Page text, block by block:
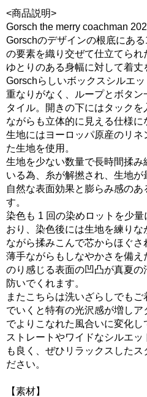
<商品説明>
Gorsch the merry coachman
Gorschのデザインの根底にあ
の要素を織り交ぜて仕立てられ
ゆとりのある身幅に対して着丈
Gorschらしいボックスシルエ
重なりがなく、ループとボタ
タイル。開きの下にはタック
ながらも立体的に見える仕様に
生地にはヨーロッパ原産のリ
た生地を使用。
生地を少ない数量で長時間揉
いる為、糸が解撚され、生地
自然な表面効果と膨らみ感のあ
す。
染色も 1 回の染めロットを少
おり、染色後には生地を練り
ながら揉みこんで芯からほぐさ
薄手ながらもしなやかさを備
のり感じる表面の凹凸が真夏
防いでくれます。
またこちらは洗いざらしでも
でいくと特有の光沢感が増し
でよりこなれた風合いに変化し
ストレートやワイドなシルエ
も良く、ぜひリラックスしたス
ださい。
【素材】